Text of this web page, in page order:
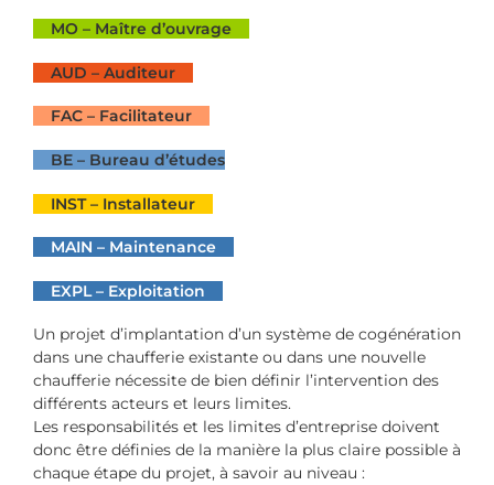
MO – Maître d’ouvrage
AUD – Auditeur
FAC – Facilitateur
BE – Bureau d’études
INST – Installateur
MAIN – Maintenance
EXPL – Exploitation
Un projet d’implantation d’un système de cogénération
dans une chaufferie existante ou dans une nouvelle
chaufferie nécessite de bien définir l’intervention des
différents acteurs et leurs limites.
Les responsabilités et les limites d’entreprise doivent
donc être définies de la manière la plus claire possible à
chaque étape du projet, à savoir au niveau :